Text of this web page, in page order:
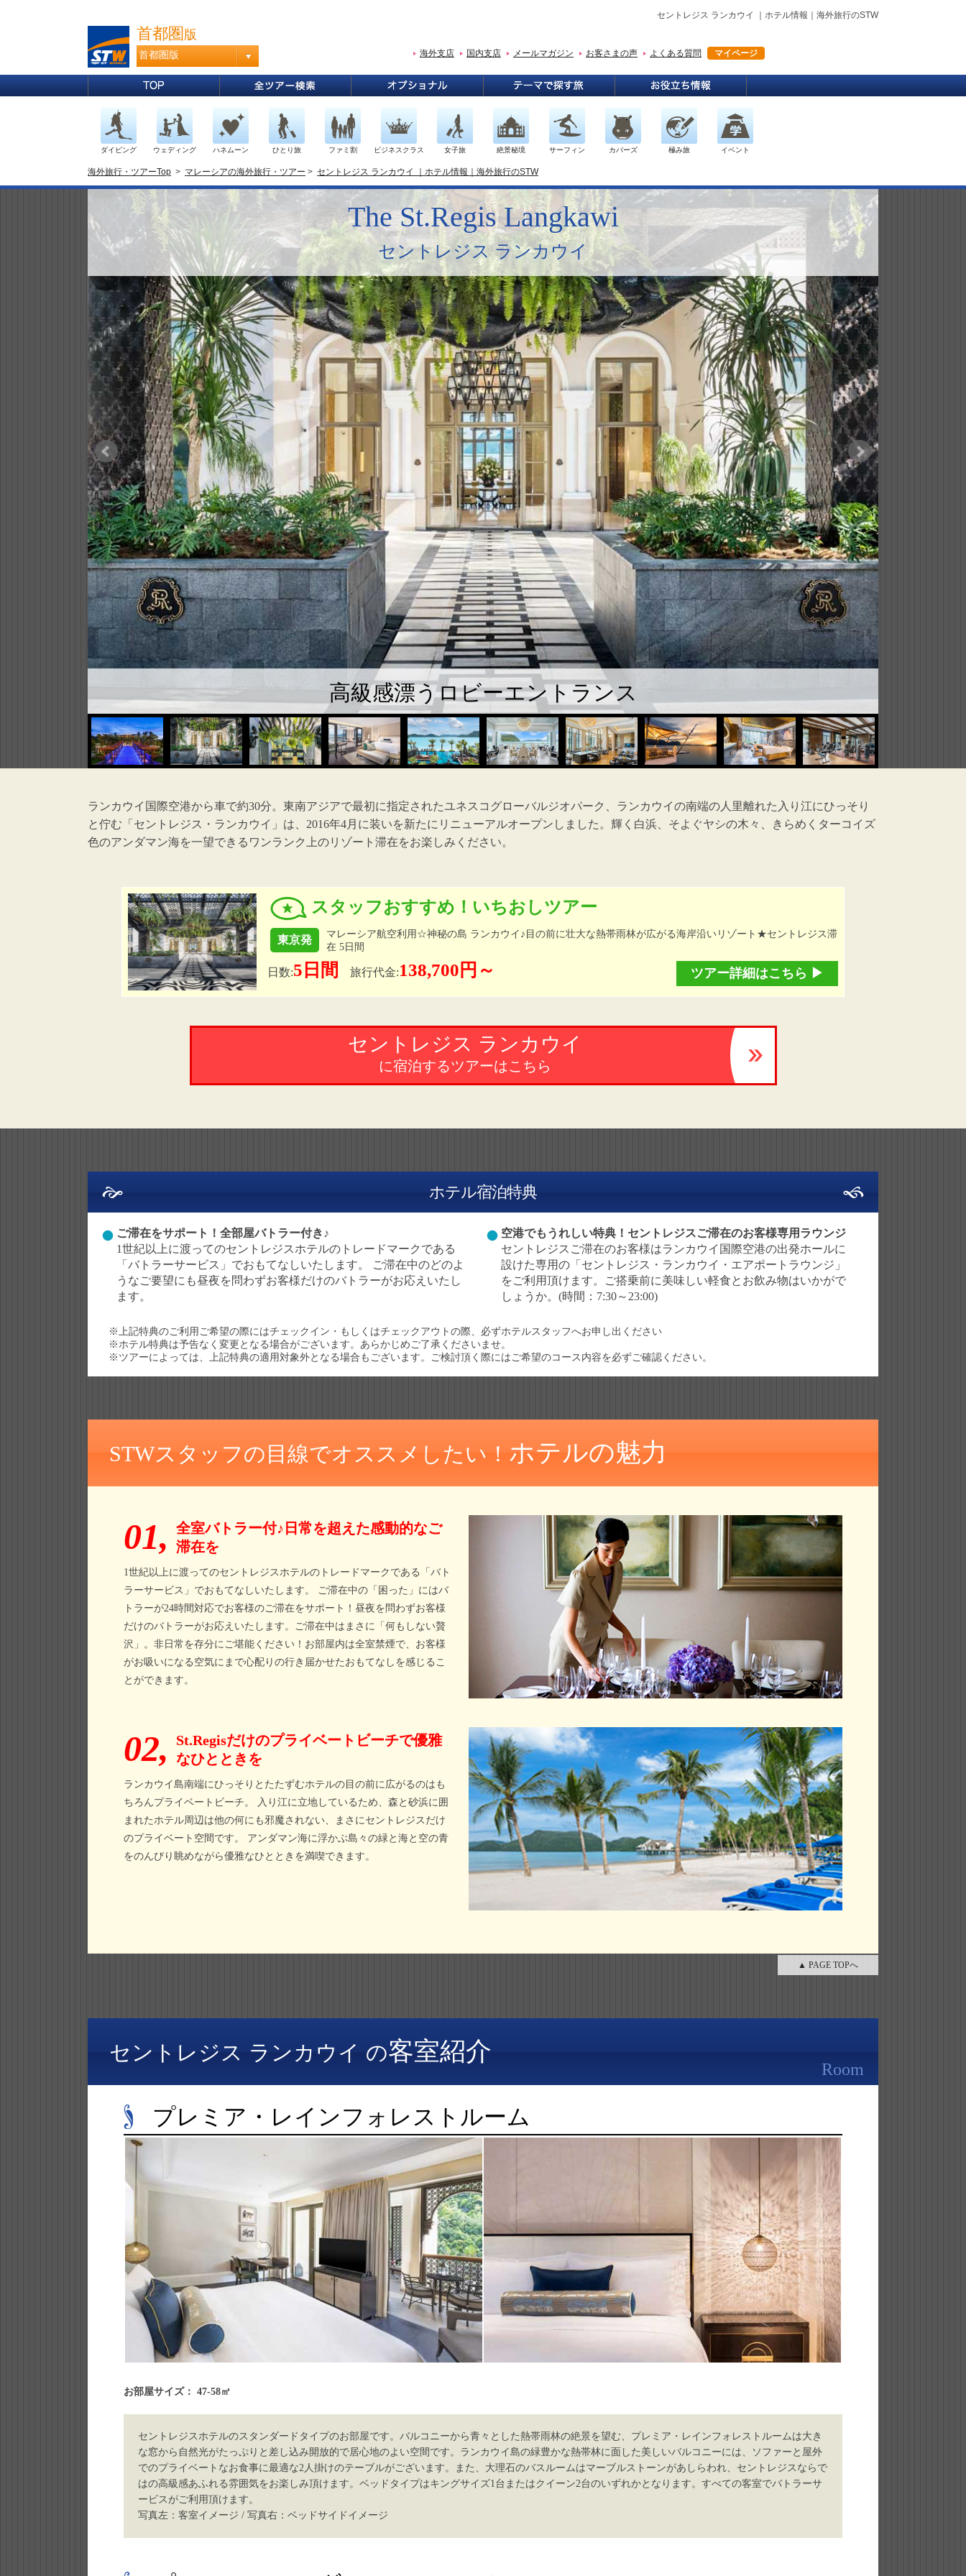
首都圏 版
首都圏版
セントレジス ランカウイ ｜ホテル情報｜海外旅行のSTW
海外支店 国内支店 メールマガジン お客さまの声 よくある質問 マイページ
ダイビング ウェディング ハネムーン ひとり旅 ファミ割 ビジネスクラス 女子旅 絶景秘境 サーフィン カバーズ 極み旅 イベント
海外旅行・ツアーTop > マレーシアの海外旅行・ツアー > セントレジス ランカウイ ｜ホテル情報｜海外旅行のSTW
The St.Regis Langkawi
セントレジス ランカウイ
高級感漂うロビーエントランス
ランカウイ国際空港から車で約30分。東南アジアで最初に指定されたユネスコグローバルジオパーク、ランカウイの南端の人里離れた入り江にひっそり
と佇む「セントレジス・ランカウイ」は、2016年4月に装いを新たにリニューアルオープンしました。輝く白浜、そよぐヤシの木々、きらめくターコイズ
色のアンダマン海を一望できるワンランク上のリゾート滞在をお楽しみください。
スタッフおすすめ！いちおしツアー
東京発
マレーシア航空利用☆神秘の島 ランカウイ♪目の前に壮大な熱帯雨林が広がる海岸沿いリゾート★セントレジス滞
在 5日間
日数:5日間 旅行代金:138,700円～ ツアー詳細はこちら ▶︎
セントレジス ランカウイ
に宿泊するツアーはこちら
ホテル宿泊特典
ご滞在をサポート！全部屋バトラー付き♪
1世紀以上に渡ってのセントレジスホテルのトレードマークである
「バトラーサービス」でおもてなしいたします。 ご滞在中のどのよ
うなご要望にも昼夜を問わずお客様だけのバトラーがお応えいたし
ます。
空港でもうれしい特典！セントレジスご滞在のお客様専用ラウンジ
セントレジスご滞在のお客様はランカウイ国際空港の出発ホールに
設けた専用の「セントレジス・ランカウイ・エアポートラウンジ」
をご利用頂けます。ご搭乗前に美味しい軽食とお飲み物はいかがで
しょうか。(時間：7:30～23:00)
※上記特典のご利用ご希望の際にはチェックイン・もしくはチェックアウトの際、必ずホテルスタッフへお申し出ください
※ホテル特典は予告なく変更となる場合がございます。あらかじめご了承くださいませ。
※ツアーによっては、上記特典の適用対象外となる場合もございます。ご検討頂く際にはご希望のコース内容を必ずご確認ください。
STWスタッフの目線でオススメしたい！ ホテルの魅力
01,
全室バトラー付♪日常を超えた感動的なご
滞在を
1世紀以上に渡ってのセントレジスホテルのトレードマークである「バト
ラーサービス」でおもてなしいたします。 ご滞在中の「困った」にはバ
トラーが24時間対応でお客様のご滞在をサポート！昼夜を問わずお客様
だけのバトラーがお応えいたします。ご滞在中はまさに「何もしない贅
沢」。非日常を存分にご堪能ください！お部屋内は全室禁煙で、お客様
がお吸いになる空気にまで心配りの行き届かせたおもてなしを感じるこ
とができます。
02,
St.Regisだけのプライベートビーチで優雅
なひとときを
ランカウイ島南端にひっそりとたたずむホテルの目の前に広がるのはも
ちろんプライベートビーチ。 入り江に立地しているため、森と砂浜に囲
まれたホテル周辺は他の何にも邪魔されない、まさにセントレジスだけ
のプライベート空間です。 アンダマン海に浮かぶ島々の緑と海と空の青
をのんびり眺めながら優雅なひとときを満喫できます。
▲ PAGE TOPへ
セントレジス ランカウイ の客室紹介
Room
プレミア・レインフォレストルーム
お部屋サイズ： 47-58㎡
セントレジスホテルのスタンダードタイプのお部屋です。バルコニーから青々とした熱帯雨林の絶景を望む、プレミア・レインフォレストルームは大き
な窓から自然光がたっぷりと差し込み開放的で居心地のよい空間です。ランカウイ島の緑豊かな熱帯林に面した美しいバルコニーには、ソファーと屋外
でのプライベートなお食事に最適な2人掛けのテーブルがございます。また、大理石のバスルームはマーブルストーンがあしらわれ、セントレジスならで
はの高級感あふれる雰囲気をお楽しみ頂けます。ベッドタイプはキングサイズ1台またはクイーン2台のいずれかとなります。すべての客室でバトラーサ
ービスがご利用頂けます。
写真左：客室イメージ / 写真右：ベッドサイドイメージ